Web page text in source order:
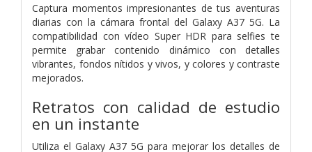
Captura momentos impresionantes de tus aventuras
diarias con la cámara frontal del Galaxy A37 5G. La
compatibilidad con vídeo Super HDR para selfies te
permite grabar contenido dinámico con detalles
vibrantes, fondos nítidos y vivos, y colores y contraste
mejorados.
Retratos con calidad de estudio
en un instante
Utiliza el Galaxy A37 5G para mejorar los detalles de